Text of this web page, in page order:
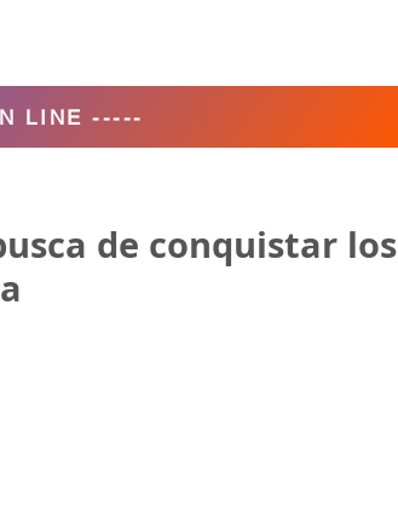
de conquistar los
LINE -----